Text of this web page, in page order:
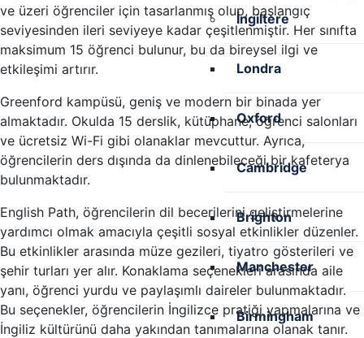
İngiltere
Londra
Oxford
Cambridge
Brighton
Manchester
Birmingham
ve üzeri öğrenciler için tasarlanmış olup, başlangıç
seviyesinden ileri seviyeye kadar çeşitlenmiştir. Her sınıfta
maksimum 15 öğrenci bulunur, bu da bireysel ilgi ve
etkileşimi artırır.
Greenford kampüsü, geniş ve modern bir binada yer
almaktadır. Okulda 15 derslik, kütüphane, öğrenci salonları
ve ücretsiz Wi-Fi gibi olanaklar mevcuttur. Ayrıca,
öğrencilerin ders dışında da dinlenebileceği bir kafeterya
bulunmaktadır.
English Path, öğrencilerin dil becerilerini geliştirmelerine
yardımcı olmak amacıyla çeşitli sosyal etkinlikler düzenler.
Bu etkinlikler arasında müze gezileri, tiyatro gösterileri ve
şehir turları yer alır. Konaklama seçenekleri arasında aile
yanı, öğrenci yurdu ve paylaşımlı daireler bulunmaktadır.
Bu seçenekler, öğrencilerin İngilizce pratiği yapmalarına ve
İngiliz kültürünü daha yakından tanımalarına olanak tanır.